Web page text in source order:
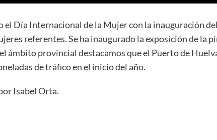
Día Internacional de la Mujer con la inauguración del
referentes. Se ha inaugurado la exposición de la
ámbito provincial destacamos que el Puerto de
de tráfico en el inicio del año.
Isabel Orta.